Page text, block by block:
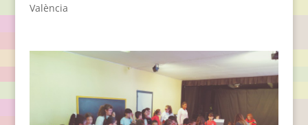
València